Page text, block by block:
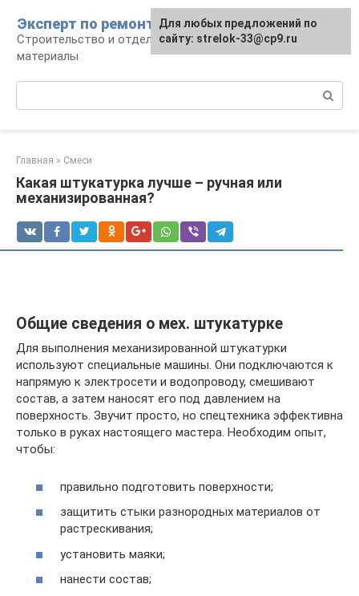
контенту
Эксперт по ремонту
Строительство и отделка: работы и
материалы
Главная » Смеси
Какая штукатурка лучше – ручная или
механизированная?
Общие сведения о мех. штукатурке
Для выполнения механизированной штукатурки
используют специальные машины. Они подключаются к
напрямую к электросети и водопроводу, смешивают
состав, а затем наносят его под давлением на
поверхность. Звучит просто, но спецтехника эффективна
только в руках настоящего мастера. Необходим опыт,
чтобы:
правильно подготовить поверхности;
защитить стыки разнородных материалов от
растрескивания;
установить маяки;
нанести состав;
Для любых предложений по
сайту: strelok-33@cp9.ru
Для любых предложений по
сайту: strelok-33@cp9.ru